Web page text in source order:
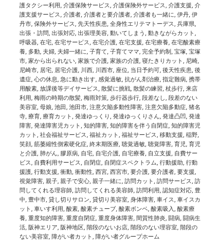
護タクシー利用,介護保険サービス,介護保険外サービス,介護支援,介
護支援サービス,介護者,介護者と要介護者,介護者も一緒に,伊丹,伊
丹市,保険外サービス, 先天性疾患,全身性エリテマトーデス,兵庫県,
出張・訪問,出張対応,出張理美容,動いてしまう ,動きながらカット ,
呼吸器,在宅,在宅サービス,在宅介護,在宅支援,在宅療養,在宅酸素療
養, 多動, 夫婦, 夫婦一緒に,子育て,子育てママ,完全予約制,宝塚,宝塚
市,家から出られない,家族で介護,家族の介護,寝たきりカット , 尼崎,
尼崎市, 居宅, 居宅介護, 川西, 川西市, 座位, 当日予約可,後天性疾患,後
遺症,心の休息,急に動き出す,感覚過敏,抗がん剤治療,指定難病,携帯
用酸素,放課後等デイサービス,散髪に挑戦,散髪の練習,杖歩行,来店
利用,梅雨の時期の散髪,梅雨対策,歩行器歩行,段差なし,段差のない
美容室,母娘,池田,池田市,注意欠陥多動性障害,注意欠陥多動症,猪名
寺,療育,療育カット ,発達ゆっくり ,発達ゆっくりさん,発達凸凹,発達
障害,発達障害児カット ,知的障害,知的障害を伴う自閉症,知的障害児
カット ,社会福祉サービス,福祉カット ,福祉サービス,移動支援,稲野,
笑顔,筋萎縮性側索硬化症,終末期医療,聴覚過敏,聴覚障害,育児,育児
と介護, 肺がん, 膠原病, 自宅, 自宅介護, 自宅療養, 自立支援, 自費サー
ビス, 自費利用サービス, 自閉症, 自閉症スペクトラム,行動援助,行動
援護,行動支援,衝動,衝動性,西宮,西宮市,要介護,要介護者,要支援,
視覚障害,親子,親子で安心,親子一緒に,訪問カット ,訪問サービス,訪
問してくれる理容師,訪問してくれる美容師,訪問利用,認知症対応, 豊
中, 豊中市,貸し切りサロン,貸切り美容室,身体障害,車イス,車イスカ
ット ,車いす利用,酸素,酸素チューブ,酸素ボンベ,酸素吸入,酸素療
養,重度知的障害,重度自閉症,重度身体障害,間質性肺炎,闘病,闘病生
活,阪神エリア,阪神地区,階段のないお店,階段のない理容室,階段の
ない美容室,障がい者カット ,障がい者グループホーム